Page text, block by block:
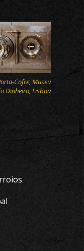
Cofre, Museu
Dinheiro, Lisboa